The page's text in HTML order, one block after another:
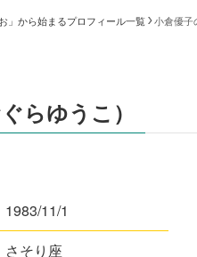
お」から始まるプロフィール一覧 小倉優子
らゆうこ）
1983/11/1
さそり座